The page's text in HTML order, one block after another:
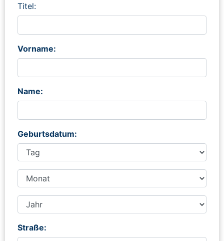
Titel:
Vorname:
Name:
Geburtsdatum:
Straße: